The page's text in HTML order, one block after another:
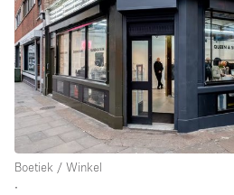
Boetiek / Winkel
∙